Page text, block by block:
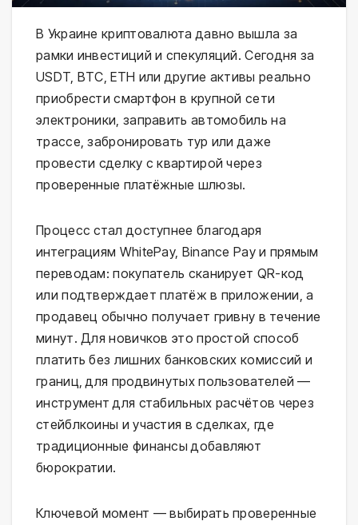
В Украине криптовалюта давно вышла за
рамки инвестиций и спекуляций. Сегодня за
USDT, BTC, ETH или другие активы реально
приобрести смартфон в крупной сети
электроники, заправить автомобиль на
трассе, забронировать тур или даже
провести сделку с квартирой через
проверенные платёжные шлюзы.
Процесс стал доступнее благодаря
интеграциям WhitePay, Binance Pay и прямым
переводам: покупатель сканирует QR-код
или подтверждает платёж в приложении, а
продавец обычно получает гривну в течение
минут. Для новичков это простой способ
платить без лишних банковских комиссий и
границ, для продвинутых пользователей —
инструмент для стабильных расчётов через
стейблкоины и участия в сделках, где
традиционные финансы добавляют
бюрократии.
Ключевой момент — выбирать проверенные